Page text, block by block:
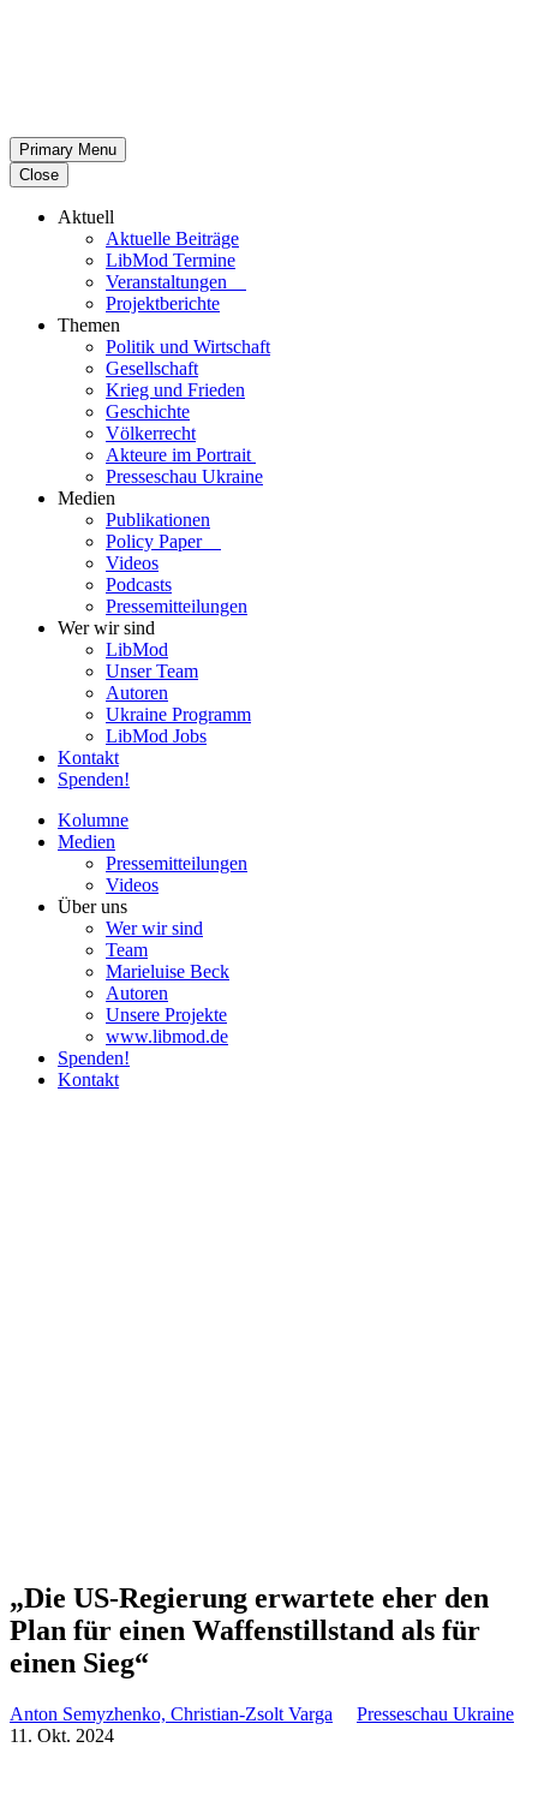
Primary Menu
Close
Aktuell
Aktu­elle Beiträge
LibMod Termine
Ver­an­stal­tun­gen
Pro­jekt­be­richte
Themen
Politik und Wirtschaft
Gesell­schaft
Krieg und Frieden
Geschichte
Völ­ker­recht
Akteure im Portrait
Pres­se­schau Ukraine
Medien
Publi­ka­tio­nen
Policy Paper
Videos
Pod­casts
Pres­se­mit­tei­lun­gen
Wer wir sind
LibMod
Unser Team
Autoren
Ukraine Pro­gramm
LibMod Jobs
Kontakt
Spenden!
Kolumne
Medien
Pres­se­mit­tei­lun­gen
Videos
Über uns
Wer wir sind
Team
Marie­luise Beck
Autoren
Unsere Pro­jekte
www.libmod.de
Spenden!
Kontakt
„Die US-Regie­rung erwar­tete eher den
Plan für einen Waf­fen­still­stand als für
einen Sieg“
Anton Semyzhenko, Christian-Zsolt Varga
Presseschau Ukraine
11. Okt. 2024